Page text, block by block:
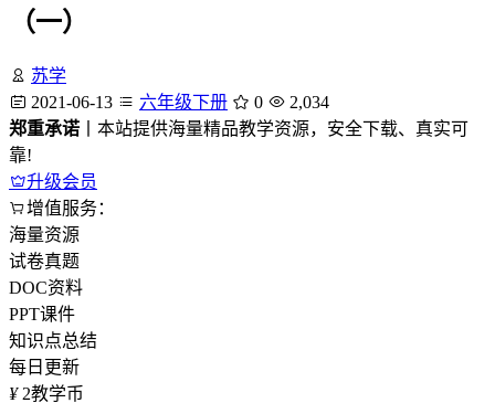
（一）
苏学
2021-06-13
六年级下册 0
2,034
郑重承诺 丨本站提供海量精品教学资源，安全下载、真实可
靠!
升级会员
增值服务：
海量资源
试卷真题
DOC资料
PPT课件
知识点总结
每日更新
¥ 2教学币